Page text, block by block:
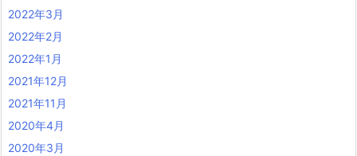
2022年3月
2022年2月
2022年1月
2021年12月
2021年11月
2020年4月
2020年3月